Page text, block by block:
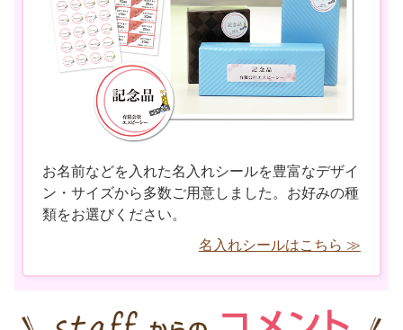
お名前などを入れた名入れシールを豊富なデザイ
ン・サイズから多数ご用意しました。お好みの種
類をお選びください。
名入れシールはこちら ≫